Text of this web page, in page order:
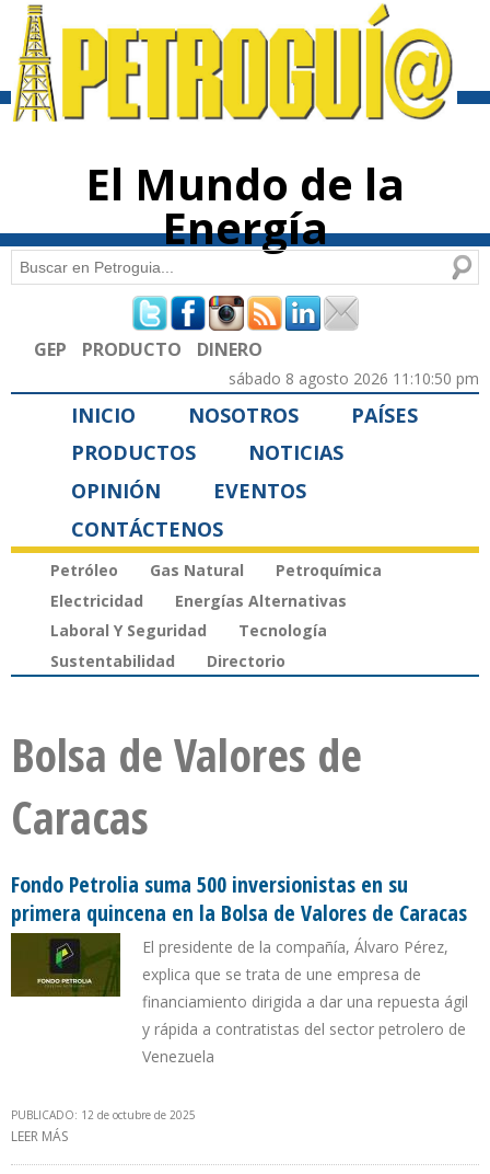
contenido
El Mundo de la
Energía
Formulario de búsqueda
Buscar
GEP PRODUCTO DINERO
sábado 8 agosto 2026 11:10:50 pm
INICIO NOSOTROS
PAÍSES
PRODUCTOS
NOTICIAS
OPINIÓN
EVENTOS
CONTÁCTENOS
Petróleo Gas Natural
Petroquímica
Electricidad
Energías Alternativas
Laboral Y Seguridad
Tecnología
Sustentabilidad
Directorio
Bolsa de Valores de
Caracas
Fondo Petrolia suma 500 inversionistas en su
primera quincena en la Bolsa de Valores de Caracas
El presidente de la compañía, Álvaro Pérez,
explica que se trata de une empresa de
financiamiento dirigida a dar una repuesta ágil
y rápida a contratistas del sector petrolero de
Venezuela
PUBLICADO: 12 de octubre de 2025
LEER MÁS